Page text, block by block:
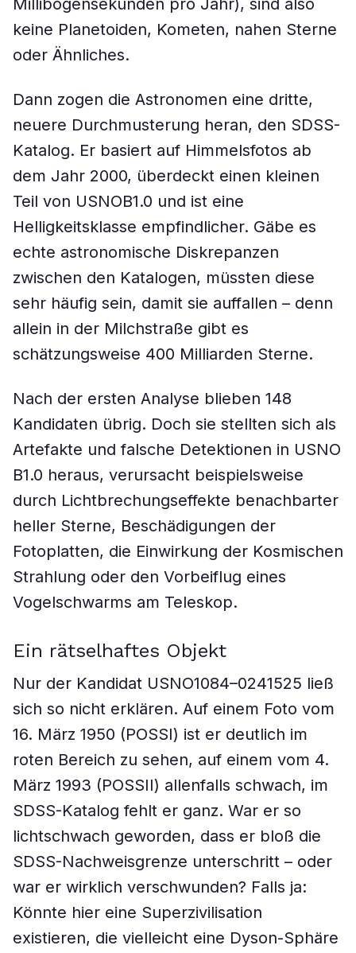
Millibogensekunden pro Jahr), sind also
keine Planetoiden, Kometen, nahen Sterne
oder Ähnliches.
Dann zogen die Astronomen eine dritte,
neuere Durchmusterung heran, den SDSS-
Katalog. Er basiert auf Himmelsfotos ab
dem Jahr 2000, überdeckt einen kleinen
Teil von USNOB1.0 und ist eine
Helligkeitsklasse empfindlicher. Gäbe es
echte astronomische Diskrepanzen
zwischen den Katalogen, müssten diese
sehr häufig sein, damit sie auffallen – denn
allein in der Milchstraße gibt es
schätzungsweise 400 Milliarden Sterne.
Nach der ersten Analyse blieben 148
Kandidaten übrig. Doch sie stellten sich als
Artefakte und falsche Detektionen in USNO
B1.0 heraus, verursacht beispielsweise
durch Lichtbrechungseffekte benachbarter
heller Sterne, Beschädigungen der
Fotoplatten, die Einwirkung der Kosmischen
Strahlung oder den Vorbeiflug eines
Vogelschwarms am Teleskop.
Ein rätselhaftes Objekt
Nur der Kandidat USNO1084–0241525 ließ
sich so nicht erklären. Auf einem Foto vom
16. März 1950 (POSSI) ist er deutlich im
roten Bereich zu sehen, auf einem vom 4.
März 1993 (POSSII) allenfalls schwach, im
SDSS-Katalog fehlt er ganz. War er so
lichtschwach geworden, dass er bloß die
SDSS-Nachweisgrenze unterschritt – oder
war er wirklich verschwunden? Falls ja:
Könnte hier eine Superzivilisation
existieren, die vielleicht eine Dyson-Sphäre